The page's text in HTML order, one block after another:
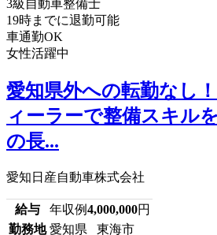
3級自動車整備士
19時までに退勤可能
車通勤OK
女性活躍中
愛知県外への転勤なし
ィーラーで整備スキル
の長...
愛知日産自動車株式会社
給与 年収例4,000,000円
勤務地 愛知県 東海市